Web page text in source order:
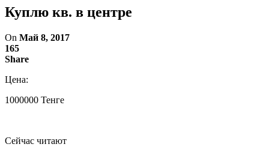
Куплю кв. в центре
On Май 8, 2017
165
Share
Цена:
1000000 Тенге
Сейчас читают